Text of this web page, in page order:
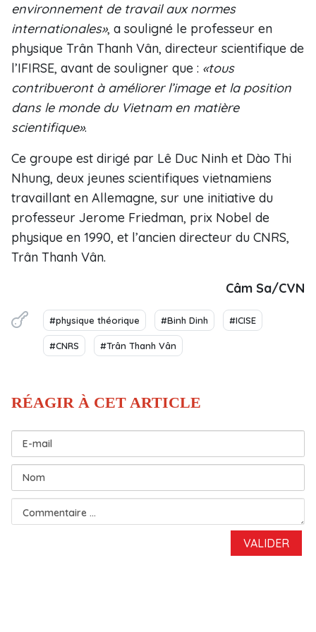
environnement de travail aux normes
internationales», a souligné le professeur en
physique Trân Thanh Vân, directeur scientifique de
l’IFIRSE, avant de souligner que : «tous
contribueront à améliorer l’image et la position
dans le monde du Vietnam en matière
scientifique».
Ce groupe est dirigé par Lê Duc Ninh et Dào Thi
Nhung, deux jeunes scientifiques vietnamiens
travaillant en Allemagne, sur une initiative du
professeur Jerome Friedman, prix Nobel de
physique en 1990, et l’ancien directeur du CNRS,
Trân Thanh Vân.
Câm Sa/CVN
#physique théorique #Binh Dinh #ICISE
#CNRS #Trân Thanh Vân